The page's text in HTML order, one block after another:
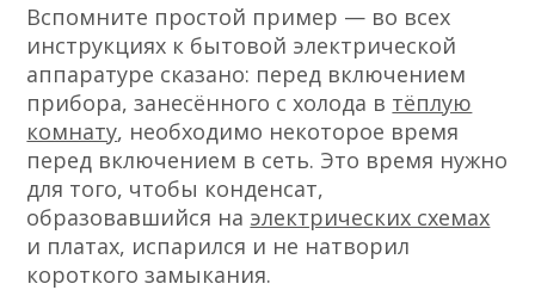
Вспомните простой пример — во всех
инструкциях к бытовой электрической
аппаратуре сказано: перед включением
прибора, занесённого с холода в тёплую
комнату, необходимо некоторое время
перед включением в сеть. Это время нужно
для того, чтобы конденсат,
образовавшийся на электрических схемах
и платах, испарился и не натворил
короткого замыкания.